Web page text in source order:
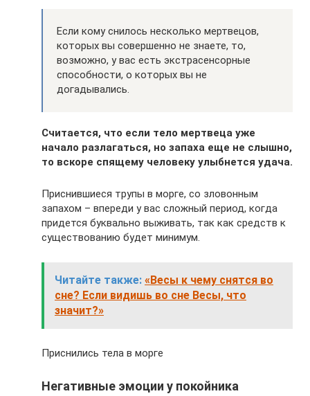
Если кому снилось несколько мертвецов,
которых вы совершенно не знаете, то,
возможно, у вас есть экстрасенсорные
способности, о которых вы не
догадывались.
Считается, что если тело мертвеца уже
начало разлагаться, но запаха еще не слышно,
то вскоре спящему человеку улыбнется удача.
Приснившиеся трупы в морге, со зловонным
запахом – впереди у вас сложный период, когда
придется буквально выживать, так как средств к
существованию будет минимум.
Читайте также: «Весы к чему снятся во
сне? Если видишь во сне Весы, что
значит?»
Приснились тела в морге
Негативные эмоции у покойника